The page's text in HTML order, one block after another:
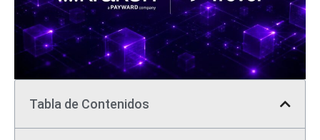
Tabla de Contenidos